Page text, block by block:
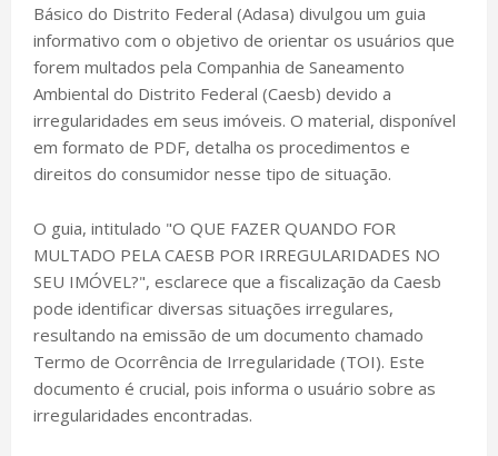
Básico do Distrito Federal (Adasa) divulgou um guia
informativo com o objetivo de orientar os usuários que
forem multados pela Companhia de Saneamento
Ambiental do Distrito Federal (Caesb) devido a
irregularidades em seus imóveis. O material, disponível
em formato de PDF, detalha os procedimentos e
direitos do consumidor nesse tipo de situação.
O guia, intitulado "O QUE FAZER QUANDO FOR
MULTADO PELA CAESB POR IRREGULARIDADES NO
SEU IMÓVEL?", esclarece que a fiscalização da Caesb
pode identificar diversas situações irregulares,
resultando na emissão de um documento chamado
Termo de Ocorrência de Irregularidade (TOI). Este
documento é crucial, pois informa o usuário sobre as
irregularidades encontradas.